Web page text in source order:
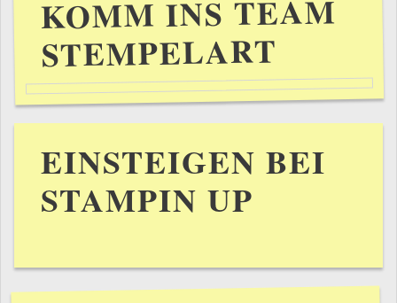
KOMM INS TEAM
STEMPELART
EINSTEIGEN BEI
STAMPIN UP